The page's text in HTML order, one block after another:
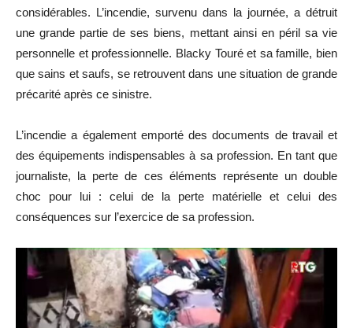
considérables. L’incendie, survenu dans la journée, a détruit
une grande partie de ses biens, mettant ainsi en péril sa vie
personnelle et professionnelle. Blacky Touré et sa famille, bien
que sains et saufs, se retrouvent dans une situation de grande
précarité après ce sinistre.
L’incendie a également emporté des documents de travail et
des équipements indispensables à sa profession. En tant que
journaliste, la perte de ces éléments représente un double
choc pour lui : celui de la perte matérielle et celui des
conséquences sur l’exercice de sa profession.